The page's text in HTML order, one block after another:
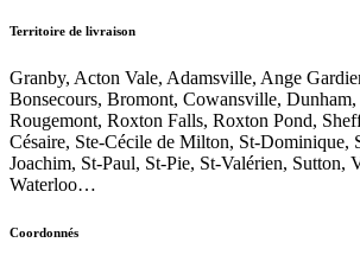
Territoire de livraison
Granby, Acton Vale, Adamsville, Ange
Bonsecours, Bromont, Cowansville,
Rougemont, Roxton Falls, Roxton Pond,
Césaire, Ste-Cécile de Milton, St-Dominique,
Joachim, St-Paul, St-Pie, St-Valérien, Sutton,
Waterloo…
Coordonnés